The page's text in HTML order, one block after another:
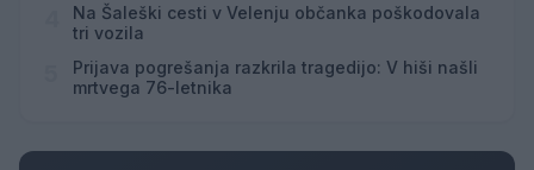
Na Šaleški cesti v Velenju občanka poškodovala
tri vozila
Prijava pogrešanja razkrila tragedijo: V hiši našli
mrtvega 76-letnika